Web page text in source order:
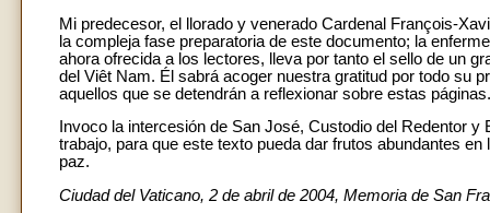
Mi predecesor, el llorado y venerado Cardenal François-
la compleja fase preparatoria de este documento; la
ahora ofrecida a los lectores, lleva por tanto el sello de un
del Viêt Nam. Él sabrá acoger nuestra gratitud por todo su
aquellos que se detendrán a reflexionar sobre estas páginas.
Invoco la intercesión de San José, Custodio del Redentor
trabajo, para que este texto pueda dar frutos abundantes
paz.
Ciudad del Vaticano, 2 de abril de 2004, Memoria de San